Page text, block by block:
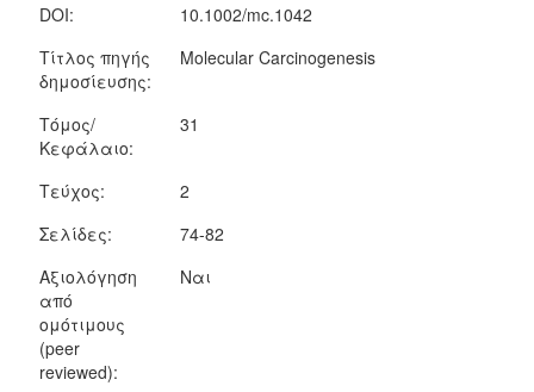
DOI:
10.1002/mc.1042
Τίτλος πηγής
δημοσίευσης:
Molecular Carcinogenesis
Τόμος/
Κεφάλαιο:
31
Τεύχος:
2
Σελίδες:
74-82
Αξιολόγηση
από
ομότιμους
(peer
reviewed):
Ναι